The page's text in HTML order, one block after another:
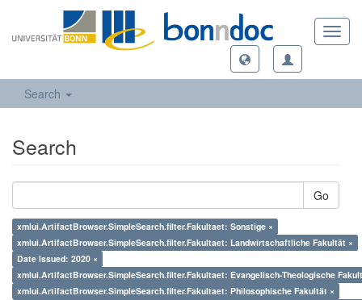
Search
Search
Go
xmlui.ArtifactBrowser.SimpleSearch.filter.Fakultaet: Sonstige ×
xmlui.ArtifactBrowser.SimpleSearch.filter.Fakultaet: Landwirtschaftliche Fakultät ×
Date Issued: 2020 ×
xmlui.ArtifactBrowser.SimpleSearch.filter.Fakultaet: Evangelisch-Theologische
xmlui.ArtifactBrowser.SimpleSearch.filter.Fakultaet: Philosophische Fakultät ×